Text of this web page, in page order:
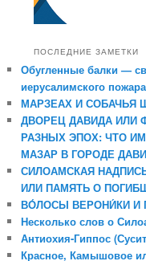
ПОСЛЕДНИЕ ЗАМЕТКИ
Обугленные балки —
иерусалимского
МАРЗЕАХ И СОБАЧЬЯ
ДВОРЕЦ ДАВИДА ИЛИ
РАЗНЫХ ЭПОХ: ЧТО
МАЗАР В ГОРОДЕ
СИЛОАМСКАЯ
ИЛИ ПАМЯТЬ О
ВО́ЛОСЫ ВЕРОНИ́КИ И
Несколько слов о
Антиохия-Гиппос
Красное, Камышовое